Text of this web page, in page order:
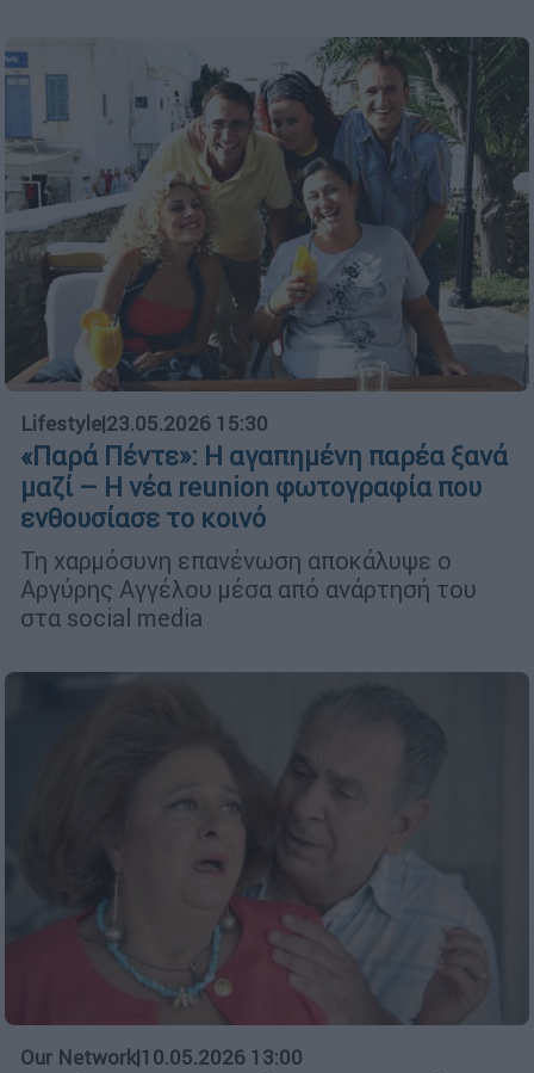
Lifestyle|23.05.2026 15:30
«Παρά Πέντε»: Η αγαπημένη παρέα ξανά
μαζί – Η νέα reunion φωτογραφία που
ενθουσίασε το κοινό
Τη χαρμόσυνη επανένωση αποκάλυψε ο
Αργύρης Αγγέλου μέσα από ανάρτησή του
στα social media
Our Network|10.05.2026 13:00